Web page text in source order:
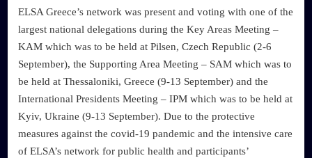
ELSA Greece’s network was present and voting with one of the
largest national delegations during the Key Areas Meeting –
KAM which was to be held at Pilsen, Czech Republic (2-6
September), the Supporting Area Meeting – SAM which was to
be held at Thessaloniki, Greece (9-13 September) and the
International Presidents Meeting – IPM which was to be held at
Kyiv, Ukraine (9-13 September). Due to the protective
measures against the covid-19 pandemic and the intensive care
of ELSA’s network for public health and participants’